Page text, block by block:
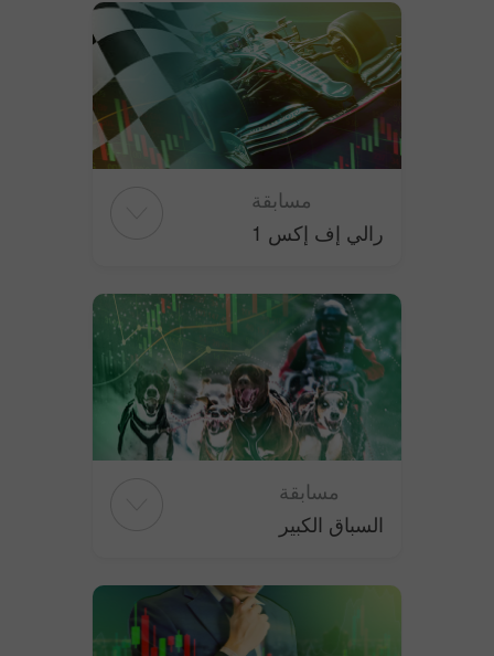
مسابقة
رالي إف إكس 1
مسابقة
السباق الكبير